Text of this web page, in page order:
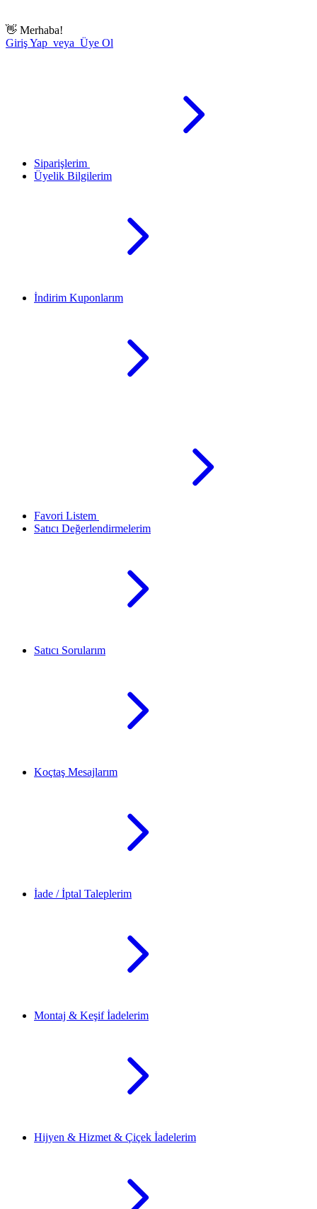
👋 Merhaba!
Giriş Yap veya Üye Ol
Siparişlerim
Üyelik Bilgilerim
İndirim Kuponlarım
Favori Listem
Satıcı Değerlendirmelerim
Satıcı Sorularım
Koçtaş Mesajlarım
İade / İptal Taleplerim
Montaj & Keşif İadelerim
Hijyen & Hizmet & Çiçek İadelerim